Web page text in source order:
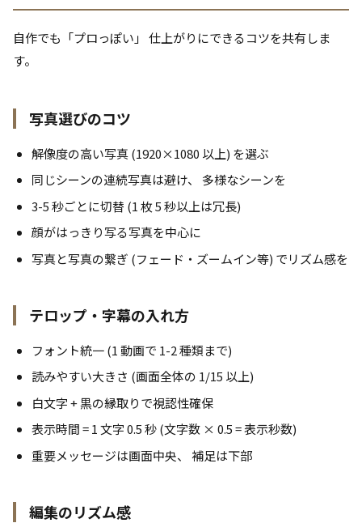
自作でも「プロっぽい」 仕上がりにできるコツを共有しま
す。
写真選びのコツ
解像度の高い写真 (1920×1080 以上) を選ぶ
同じシーンの連続写真は避け、 多様なシーンを
3-5 秒ごとに切替 (1 枚 5 秒以上は冗長)
顔がはっきり写る写真を中心に
写真と写真の繋ぎ (フェード・ズームイン等) でリズム感を
テロップ・字幕の入れ方
フォント統一 (1 動画で 1-2 種類まで)
読みやすい大きさ (画面全体の 1/15 以上)
白文字 + 黒の縁取りで視認性確保
表示時間 = 1 文字 0.5 秒 (文字数 × 0.5 = 表示秒数)
重要メッセージは画面中央、 補足は下部
編集のリズム感